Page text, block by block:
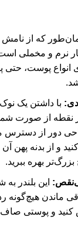
که از نامش
نرم و مخملی
پوست، حتی
با داشتن یک
هر نقطه از صورت
دور از دسترس
و از بدنه پهن
بهره ببرید.
این بلندر
ماندن هیچ‌گونه
و پوستی صاف